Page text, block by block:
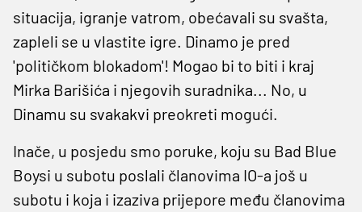
situacija, igranje vatrom, obećavali su svašta,
zapleli se u vlastite igre. Dinamo je pred
'političkom blokadom'! Mogao bi to biti i kraj
Mirka Barišića i njegovih suradnika... No, u
Dinamu su svakakvi preokreti mogući.
Inače, u posjedu smo poruke, koju su Bad Blue
Boysi u subotu poslali članovima IO-a još u
subotu i koja i izaziva prijepore među članovima